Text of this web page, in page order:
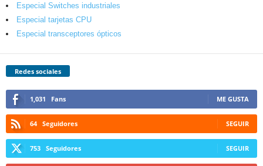
Especial Switches industriales
Especial tarjetas CPU
Especial transceptores ópticos
Redes sociales
1,031 Fans ME GUSTA
64 Seguidores SEGUIR
753 Seguidores SEGUIR